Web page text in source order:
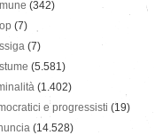
(342)
(7)
(7)
(5.581)
(1.402)
e progressisti (19)
(14.528)